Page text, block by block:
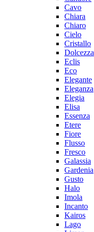
Cavo
Chiara
Chiaro
Cielo
Cristallo
Dolcezza
Eclis
Eco
Elegante
Eleganza
Elegia
Elisa
Essenza
Etere
Fiore
Flusso
Fresco
Galassia
Gardenia
Gusto
Halo
Imola
Incanto
Kairos
Lago